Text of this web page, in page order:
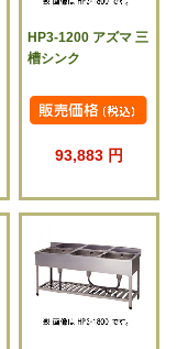
HP3-1200 アズマ 三
槽シンク
93,883 円